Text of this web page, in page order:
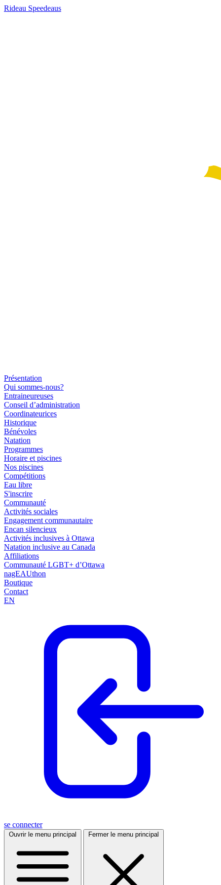
Rideau Speedeaus
Présentation
Qui sommes-nous?
Entraineureuses
Conseil d’administration
Coordinateurices
Historique
Bénévoles
Natation
Programmes
Horaire et piscines
Nos piscines
Compétitions
Eau libre
S'inscrire
Communauté
Activités sociales
Engagement communautaire
Encan silencieux
Activités inclusives à Ottawa
Natation inclusive au Canada
Affiliations
Communauté LGBT+ d’Ottawa
nagEAUthon
Boutique
Contact
EN
se connecter
Ouvrir le menu principal Fermer le menu principal